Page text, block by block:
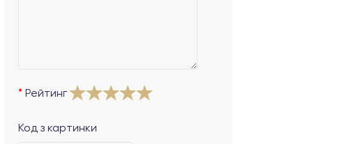
Рейтинг
Код з картинки